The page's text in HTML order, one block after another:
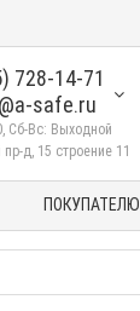
728-14-71
safe.ru
Сб-Вс: Выходной
д, 15 строение 11
ПОКУПАТЕЛЮ